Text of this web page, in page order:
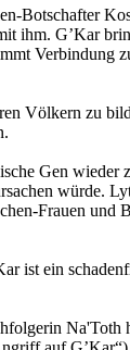
Botschafter
ihm. G’Kar
Verbindung
Völkern zu
Gen
würde.
Frauen
ist ein
Na'Toth